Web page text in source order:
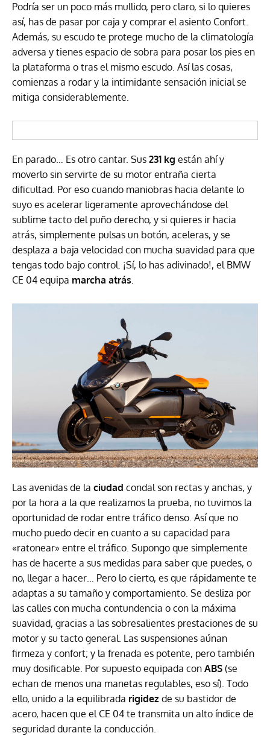
Podría ser un poco más mullido, pero claro, si lo quieres
así, has de pasar por caja y comprar el asiento Confort.
Además, su escudo te protege mucho de la climatología
adversa y tienes espacio de sobra para posar los pies en
la plataforma o tras el mismo escudo. Así las cosas,
comienzas a rodar y la intimidante sensación inicial se
mitiga considerablemente.
En parado… Es otro cantar. Sus 231 kg están ahí y
moverlo sin servirte de su motor entraña cierta
dificultad. Por eso cuando maniobras hacia delante lo
suyo es acelerar ligeramente aprovechándose del
sublime tacto del puño derecho, y si quieres ir hacia
atrás, simplemente pulsas un botón, aceleras, y se
desplaza a baja velocidad con mucha suavidad para que
tengas todo bajo control. ¡Sí, lo has adivinado!, el BMW
CE 04 equipa marcha atrás.
Las avenidas de la ciudad condal son rectas y anchas, y
por la hora a la que realizamos la prueba, no tuvimos la
oportunidad de rodar entre tráfico denso. Así que no
mucho puedo decir en cuanto a su capacidad para
«ratonear» entre el tráfico. Supongo que simplemente
has de hacerte a sus medidas para saber que puedes, o
no, llegar a hacer… Pero lo cierto, es que rápidamente te
adaptas a su tamaño y comportamiento. Se desliza por
las calles con mucha contundencia o con la máxima
suavidad, gracias a las sobresalientes prestaciones de su
motor y su tacto general. Las suspensiones aúnan
firmeza y confort; y la frenada es potente, pero también
muy dosificable. Por supuesto equipada con ABS (se
echan de menos una manetas regulables, eso sí). Todo
ello, unido a la equilibrada rigidez de su bastidor de
acero, hacen que el CE 04 te transmita un alto índice de
seguridad durante la conducción.